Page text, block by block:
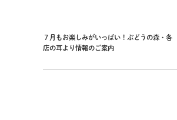
７月もお楽しみがいっぱい！ぶどうの森・各
店の耳より情報のご案内